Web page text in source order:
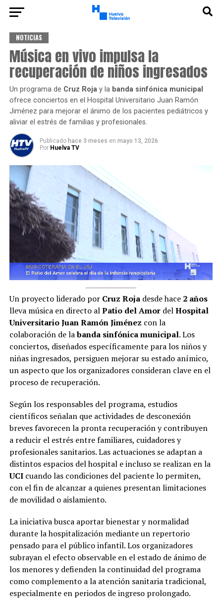
NOTICIAS
Música en vivo impulsa la
recuperación de niños ingresados
Un programa de Cruz Rojay la banda sinfónica municipal
ofrece conciertos en el Hospital Universitario Juan Ramón
Jiménez para mejorar el ánimo de los pacientes pediátricos y
aliviar el estrés de familias y profesionales.
Publicado hace 3 meses en mayo 13, 2026
Por Huelva TV
Un proyecto liderado por Cruz Rojadesde hace 2 años
lleva música en directo alPatio del AmordelHospital
Universitario Juan Ramón Jiménez con la
colaboración de labanda sinfónica municipal. Los
conciertos, diseñados específicamente para los niños y
niñas ingresados, persiguen mejorar su estado anímico,
un aspecto que los organizadores consideran clave en el
proceso de recuperación.
Según los responsables del programa, estudios
científicos señalan que actividades de desconexión
breves favorecen la pronta recuperación y contribuyen
a reducir el estrés entre familiares, cuidadores y
profesionales sanitarios. Las actuaciones se adaptan a
distintos espacios del hospital e incluso se realizan en la
UCIcuando las condiciones del paciente lo permiten,
con el fin de alcanzar a quienes presentan limitaciones
de movilidad o aislamiento.
La iniciativa busca aportar bienestar y normalidad
durante la hospitalización mediante un repertorio
pensado para el público infantil. Los organizadores
subrayan el efecto observable en el estado de ánimo de
los menores y defienden la continuidad del programa
como complemento a la atención sanitaria tradicional,
especialmente en periodos de ingreso prolongado.